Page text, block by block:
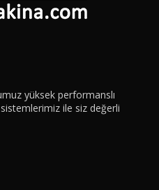
yüksek performanslı
ile siz değerli